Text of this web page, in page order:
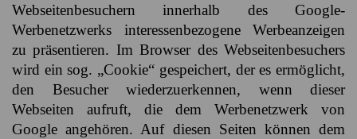
Webseitenbesuchern innerhalb des Google-
Werbenetzwerks interessenbezogene Werbeanzeigen
zu präsentieren. Im Browser des Webseitenbesuchers
wird ein sog. „Cookie“ gespeichert, der es ermöglicht,
den Besucher wiederzuerkennen, wenn dieser
Webseiten aufruft, die dem Werbenetzwerk von
Google angehören. Auf diesen Seiten können dem